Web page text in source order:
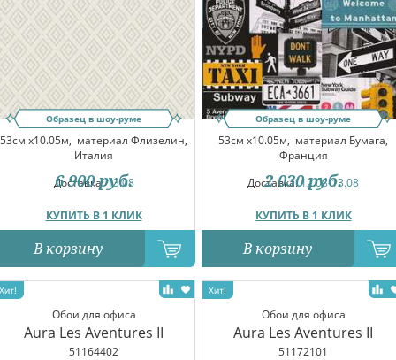
Образец в шоу-руме
53см x10.05м, материал Флизелин,
Италия
Доставка:13.08
КУПИТЬ В 1 КЛИК
6 900 руб.
В корзину
Образец в шоу-руме
53см x10.05м, материал Бумага,
Франция
Доставка:12.08-13.08
КУПИТЬ В 1 КЛИК
2 030 руб.
В корзину
Обои для офиса
Aura Les Aventures II
51164402
Обои для офиса
Aura Les Aventures II
51172101